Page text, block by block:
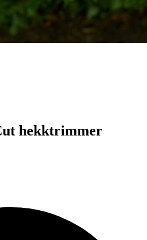
hekktrimmer